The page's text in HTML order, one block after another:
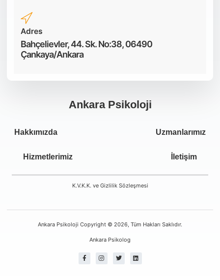
Adres
Bahçelievler, 44. Sk. No:38, 06490
Çankaya/Ankara
Ankara Psikoloji
Hakkımızda Uzmanlarımız
Hizmetlerimiz İletişim
K.V.K.K. ve Gizlilik Sözleşmesi
Ankara Psikoloji Copyright © 2026, Tüm Hakları Saklıdır.
Ankara Psikolog